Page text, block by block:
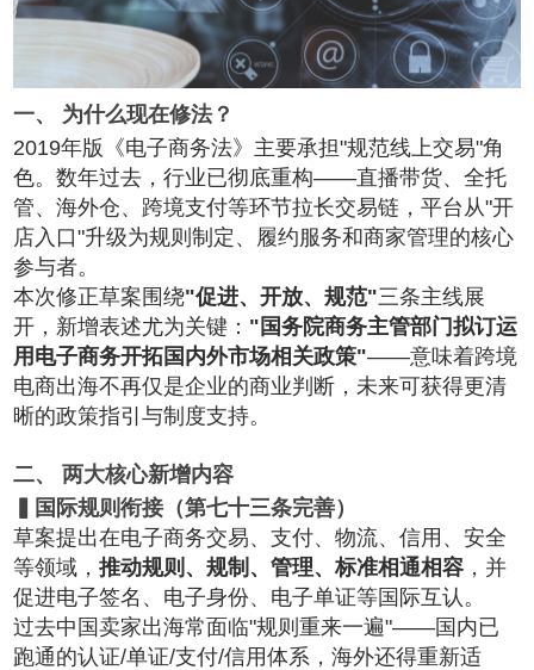
一、 为什么现在修法？
2019年版 《电子商务法》 主要承担"规范线上交易"角
色。数年过去，行业已彻底重构——直播带货、全托
管、海外仓、跨境支付等环节拉长交易链，平台从"开
店入口"升级为规则制定、履约服务和商家管理的核心
参与者。
本次修正草案围绕"促进、开放、规范"三条主线展
开，新增表述尤为关键： "国务院商务主管部门拟订运
用电子商务开拓国内外市场相关政策"——意味着跨境
电商出海不再仅是企业的商业判断，未来可获得更清
晰的政策指引与制度支持。
二、 两大核心新增内容
▍国际规则衔接（第七十三条完善）
草案提出在电子商务交易、支付、物流、信用、安全
等领域，推动规则、规制、管理、标准相通相容 ，并
促进电子签名、电子身份、电子单证等国际互认。
过去中国卖家出海常面临"规则重来一遍"——国内已
跑通的认证/单证/支付/信用体系，海外还得重新适